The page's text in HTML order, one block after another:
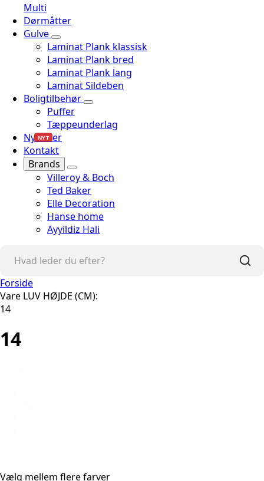
Multi
Dørmåtter
Gulve
Laminat Plank klassisk
Laminat Plank bred
Laminat Plank lang
Laminat Sildeben
Boligtilbehør
Puffer
Tæppeunderlag
Nyheder
NYT
Kontakt
Brands
Villeroy & Boch
Ted Baker
Elle Decoration
Hanse home
Ayyildiz Hali
Forside
Vare LUV HØJDE (CM):
14
14
Vælg mellem flere farver